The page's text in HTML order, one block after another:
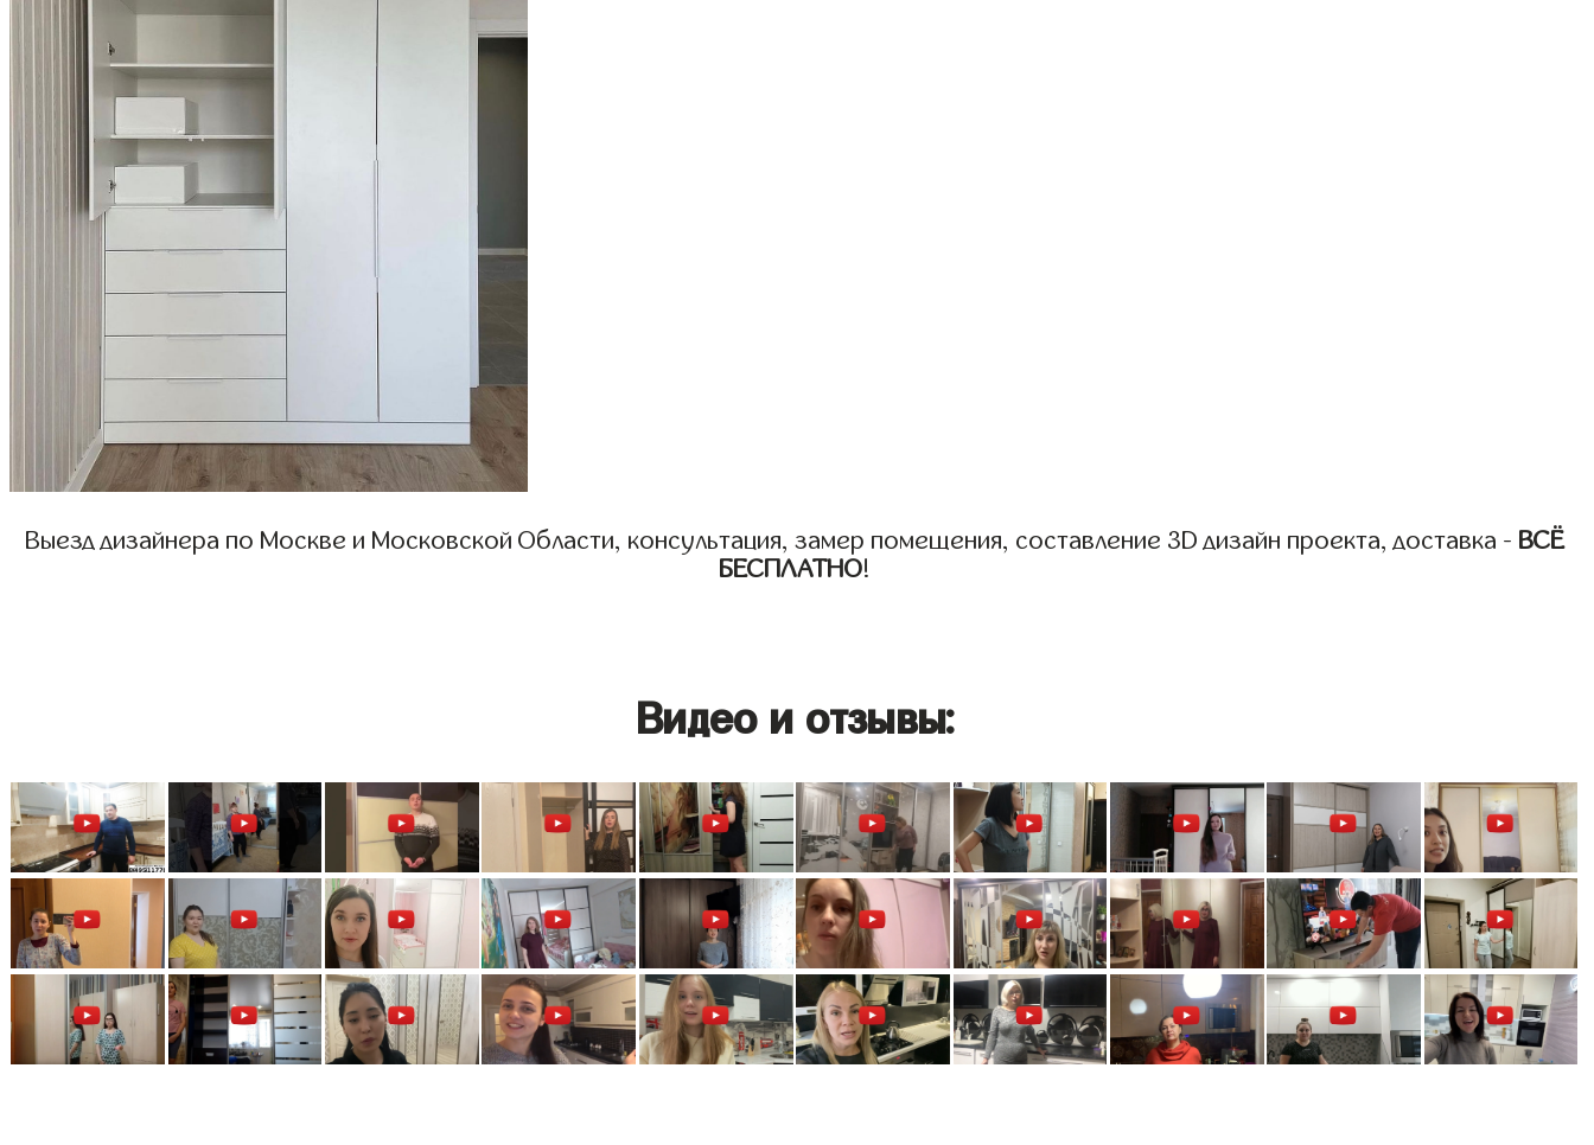
Выезд дизайнера по Москве и Московской Области, консультация, замер помещения, составление 3D дизайн проекта, доставка - ВСЁ
БЕСПЛАТНО!
Видео и отзывы: